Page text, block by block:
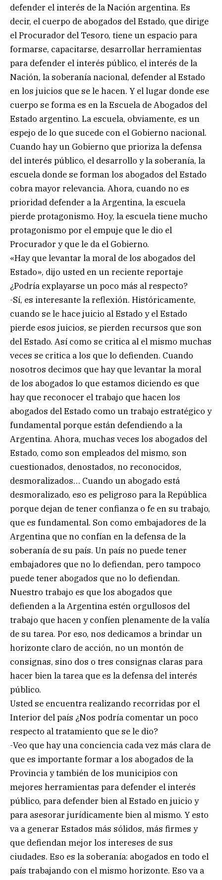
defender el interés de la Nación argentina. Es
decir, el cuerpo de abogados del Estado, que dirige
el Procurador del Tesoro, tiene un espacio para
formarse, capacitarse, desarrollar herramientas
para defender el interés público, el interés de la
Nación, la soberanía nacional, defender al Estado
en los juicios que se le hacen. Y el lugar donde ese
cuerpo se forma es en la Escuela de Abogados del
Estado argentino. La escuela, obviamente, es un
espejo de lo que sucede con el Gobierno nacional.
Cuando hay un Gobierno que prioriza la defensa
del interés público, el desarrollo y la soberanía, la
escuela donde se forman los abogados del Estado
cobra mayor relevancia. Ahora, cuando no es
prioridad defender a la Argentina, la escuela
pierde protagonismo. Hoy, la escuela tiene mucho
protagonismo por el empuje que le dio el
Procurador y que le da el Gobierno.
«Hay que levantar la moral de los abogados del
Estado», dijo usted en un reciente reportaje
¿Podría explayarse un poco más al respecto?
-Sí, es interesante la reflexión. Históricamente,
cuando se le hace juicio al Estado y el Estado
pierde esos juicios, se pierden recursos que son
del Estado. Así como se critica al el mismo muchas
veces se critica a los que lo defienden. Cuando
nosotros decimos que hay que levantar la moral
de los abogados lo que estamos diciendo es que
hay que reconocer el trabajo que hacen los
abogados del Estado como un trabajo estratégico y
fundamental porque están defendiendo a la
Argentina. Ahora, muchas veces los abogados del
Estado, como son empleados del mismo, son
cuestionados, denostados, no reconocidos,
desmoralizados… Cuando un abogado está
desmoralizado, eso es peligroso para la República
porque dejan de tener confianza o fe en su trabajo,
que es fundamental. Son como embajadores de la
Argentina que no confían en la defensa de la
soberanía de su país. Un país no puede tener
embajadores que no lo defiendan, pero tampoco
puede tener abogados que no lo defiendan.
Nuestro trabajo es que los abogados que
defienden a la Argentina estén orgullosos del
trabajo que hacen y confíen plenamente de la valía
de su tarea. Por eso, nos dedicamos a brindar un
horizonte claro de acción, no un montón de
consignas, sino dos o tres consignas claras para
hacer bien la tarea que es la defensa del interés
público.
Usted se encuentra realizando recorridas por el
Interior del país ¿Nos podría comentar un poco
respecto al tratamiento que se le dio?
-Veo que hay una conciencia cada vez más clara de
que es importante formar a los abogados de la
Provincia y también de los municipios con
mejores herramientas para defender el interés
público, para defender bien al Estado en juicio y
para asesorar jurídicamente bien al mismo. Y esto
va a generar Estados más sólidos, más firmes y
que defiendan mejor los intereses de sus
ciudades. Eso es la soberanía: abogados en todo el
país trabajando con el mismo horizonte. Eso va a